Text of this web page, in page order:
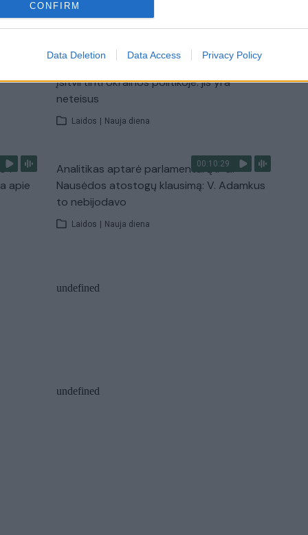
CONFIRM
Data Deletion Data Access Privacy Policy
00:15:54
V. Zalužno pasisakymą laiko bandymu
įsitvirtinti Ukrainos politikoje: jis yra
neteisus
Laidos | Nauja diena
apie
00:10:29
Analitikas aptarė parlamentarų ir G.
Nausėdos atostogų klausimą: V. Adamkus
to nebijodavo
Laidos | Nauja diena